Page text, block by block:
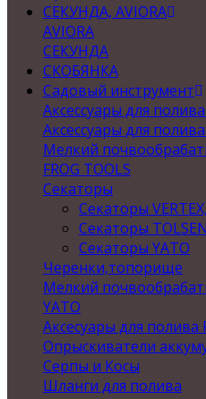
СЕКУНДА, AVIORA
AVIORA
СЕКУНДА
СКОБЯНКА
Садовый инструмент
Аксессуары для
Аксессуары для
Мелкий
FROG TOOLS
Секаторы
Секаторы
Секаторы TOLSEN
Секаторы YATO
Черенки,топорище
Мелкий
YATO
Аксесуары для полива
Опрыскиватели
Серпы и Косы
Шланги для полива